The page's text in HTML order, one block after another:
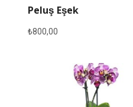
Peluş Eşek
₺800,00